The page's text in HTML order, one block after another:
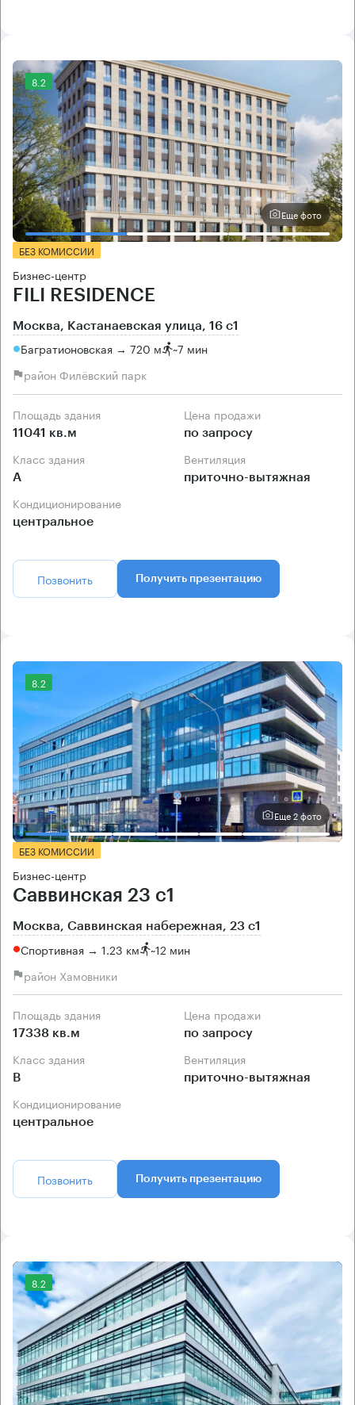
8.2
Еще фото
БЕЗ КОМИССИИ
Бизнес-центр
FILI RESIDENCE
Москва, Кастанаевская улица, 16 с1
Багратионовская → 720 м ~7 мин
район Филёвский парк
Площадь здания
11041 кв.м
Цена продажи
по запросу
Класс здания
А
Вентиляция
приточно-вытяжная
Кондиционирование
центральное
Позвонить Получить презентацию
8.2
Еще 2 фото
БЕЗ КОМИССИИ
Бизнес-центр
Саввинская 23 с1
Москва, Саввинская набережная, 23 с1
Спортивная → 1.23 км ~12 мин
район Хамовники
Площадь здания
17338 кв.м
Цена продажи
по запросу
Класс здания
B
Вентиляция
приточно-вытяжная
Кондиционирование
центральное
Позвонить Получить презентацию
8.2